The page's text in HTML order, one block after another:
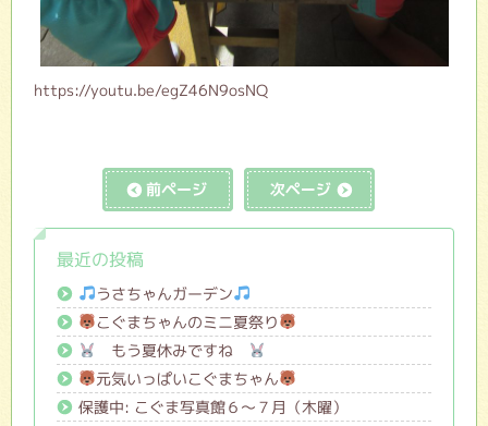
https://youtu.be/egZ46N9osNQ
前の記事へ
最近の投稿
うさちゃんガーデン
こぐまちゃんのミニ夏祭り
もう夏休みですね
元気いっぱいこぐまちゃん
保護中: こぐま写真館６～７月（木曜）